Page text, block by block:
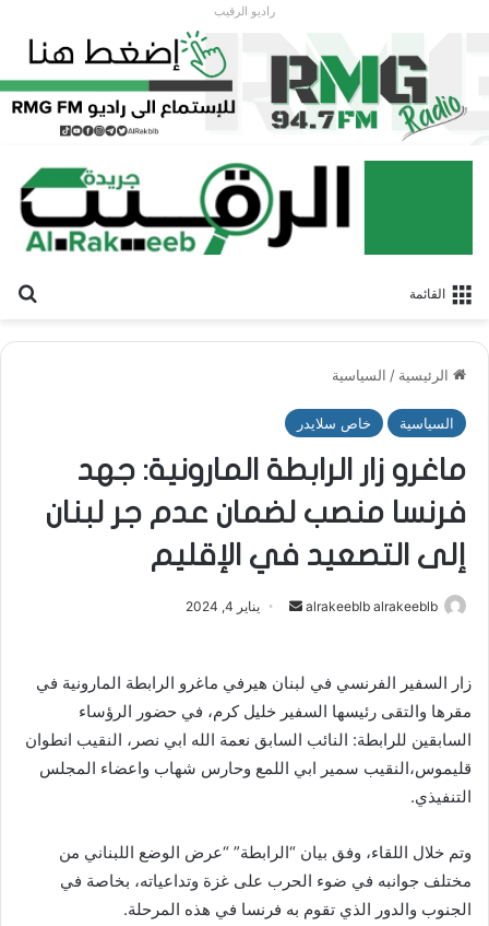
راديو الرقيب
القائمة
الرئيسية / السياسية
السياسية خاص سلايدر
ماغرو زار الرابطة المارونية: جهد
فرنسا منصب لضمان عدم جر لبنان
إلى التصعيد في الإقليم
alrakeeblb alrakeeblb
ل
ب
ر
ي
إ
ك
يناير 4, 2024
زار السفير الفرنسي في لبنان هيرفي ماغرو الرابطة المارونية في
مقرها والتقى رئيسها السفير خليل كرم، في حضور الرؤساء
السابقين للرابطة: النائب السابق نعمة الله ابي نصر، النقيب انطوان
قليموس،النقيب سمير ابي اللمع وحارس شهاب واعضاء المجلس
التنفيذي.
وتم خلال اللقاء، وفق بيان “الرابطة” “عرض الوضع اللبناني من
مختلف جوانبه في ضوء الحرب على غزة وتداعياته، بخاصة في
الجنوب والدور الذي تقوم به فرنسا في هذه المرحلة.